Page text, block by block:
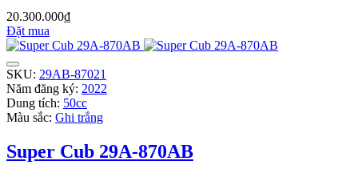
20.300.000₫
Đặt mua
SKU: 29AB-87021
Năm đăng ký: 2022
Dung tích: 50cc
Màu sắc: Ghi trắng
Super Cub 29A-870AB